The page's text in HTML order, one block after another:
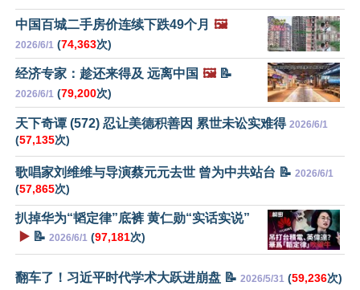
中国百城二手房价连续下跌49个月 🖼️
2026/6/1 (74,363次)
经济专家：趁还来得及 远离中国 🖼️📝
2026/6/1 (79,200次)
天下奇谭 (572) 忍让美德积善因 累世未讼实难得 2026/6/1
(57,135次)
歌唱家刘维维与导演蔡元元去世 曾为中共站台 📝 2026/6/1
(57,865次)
扒掉华为“韬定律”底裤 黄仁勋“实话实说”
▶️ 📝 2026/6/1 (97,181次)
翻车了！习近平时代学术大跃进崩盘 📝 2026/5/31 (59,236次)